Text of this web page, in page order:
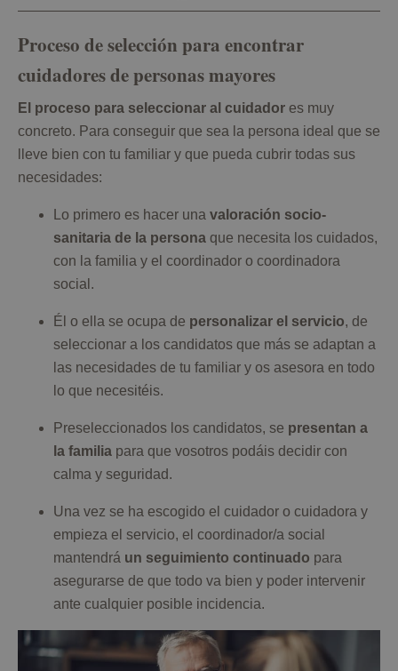
Proceso de selección para encontrar
cuidadores de personas mayores
El proceso para seleccionar al cuidador es muy
concreto. Para conseguir que sea la persona ideal que se
lleve bien con tu familiar y que pueda cubrir todas sus
necesidades:
Lo primero es hacer una valoración socio-
sanitaria de la persona que necesita los cuidados,
con la familia y el coordinador o coordinadora
social.
Él o ella se ocupa de personalizar el servicio, de
seleccionar a los candidatos que más se adaptan a
las necesidades de tu familiar y os asesora en todo
lo que necesitéis.
Preseleccionados los candidatos, se presentan a
la familia para que vosotros podáis decidir con
calma y seguridad.
Una vez se ha escogido el cuidador o cuidadora y
empieza el servicio, el coordinador/a social
mantendrá un seguimiento continuado para
asegurarse de que todo va bien y poder intervenir
ante cualquier posible incidencia.